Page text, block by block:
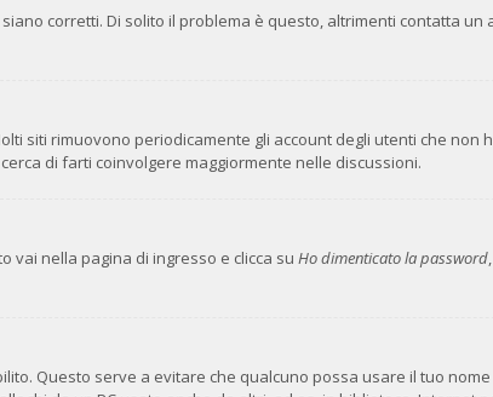
corretti. Di solito il problema è questo, altrimenti contatta un
siti rimuovono periodicamente gli account degli utenti che non
di farti coinvolgere maggiormente nelle discussioni.
vai nella pagina di ingresso e clicca su Ho dimenticato la password
Questo serve a evitare che qualcuno possa usare il tuo